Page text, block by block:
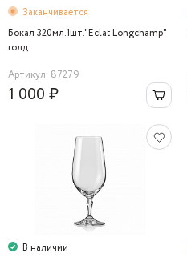
Заканчивается
Бокал 320мл.1шт."Eclat Longchamp"
голд
Артикул: 87279
1 000 ₽
В наличии